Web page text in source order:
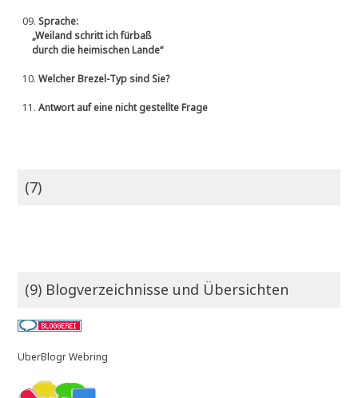
09.Sprache:
„Weiland schritt ich fürbaß
durch die heimischen Lande“
10.Welcher Brezel-Typ sind Sie?
11.Antwort auf eine nicht gestellte Frage
(7)
(9) Blogverzeichnisse und Übersichten
UberBlogr Webring